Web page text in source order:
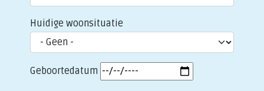
Huidige woonsituatie
Geboortedatum